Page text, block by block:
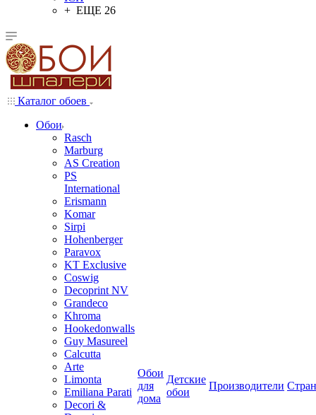
+ ЕЩЕ 26
Каталог обоев
Обои
Rasch
Marburg
AS Creation
PS
International
Erismann
Komar
Sirpi
Hohenberger
Paravox
KT Exclusive
Coswig
Decoprint NV
Grandeco
Khroma
Hookedonwalls
Guy Masureel
Calcutta
Arte
Limonta
Emiliana Parati
Decori &
Обои
для
дома
Детские
обои
Производители